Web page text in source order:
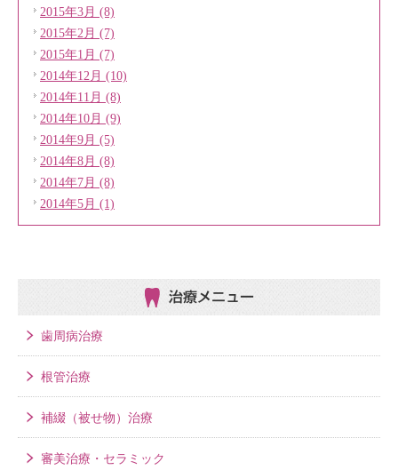
2015年3月 (8)
2015年2月 (7)
2015年1月 (7)
2014年12月 (10)
2014年11月 (8)
2014年10月 (9)
2014年9月 (5)
2014年8月 (8)
2014年7月 (8)
2014年5月 (1)
治療メニュー
歯周病治療
根管治療
補綴（被せ物）治療
審美治療・セラミック